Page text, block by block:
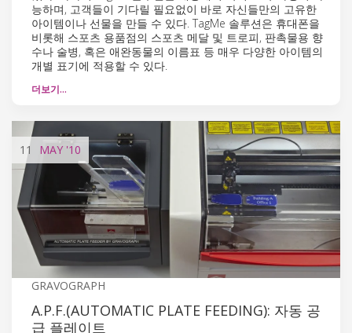
능하며, 고객들이 기다릴 필요없이 바로 자신들만의 고유한
아이템이나 선물을 만들 수 있다. TagMe 솔루션은 휴대폰을
비롯해 스포츠 용품점의 스포츠 메달 및 트로피, 판촉물용 향
수나 술병, 혹은 애완동물의 이름표 등 매우 다양한 아이템의
개별 표기에 적용할 수 있다.
더보기…
11 MAY '10
GRAVOGRAPH
A.P.F.(AUTOMATIC PLATE FEEDING): 자동 공
급 플레이트